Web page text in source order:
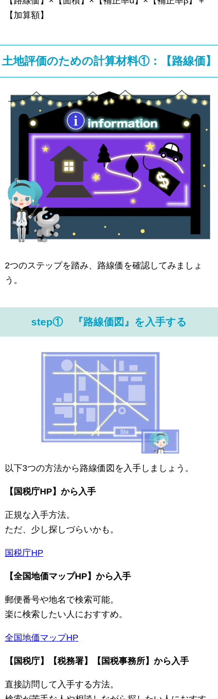
【加算額】
土地評価のための計算材料①：【路線価】
2つのステップを踏み、路線価を確認してみましょ
う。
step① 『路線価図』を入手する
以下3つの方法から路線価図を入手しましょう。
【国税庁HP】から入手
正規な入手方法。
ただ、少し探しづらいかも。
国税庁HP
【全国地価マップHP】から入手
郵便番号や地名で検索可能。
楽に検索したい人におすすめ。
全国地価マップHP
【国税庁】【税務署】【国税事務所】から入手
直接訪問して入手する方法。